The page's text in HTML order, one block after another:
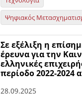
Ψηφιακός
Σε εξέλιξη η
έρευνα για την
ελληνικές
περίοδο 2022-2024
28.09.2025